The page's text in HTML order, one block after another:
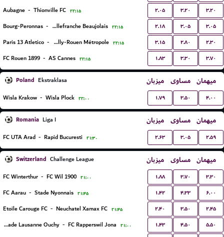
Aubagne - Thionville FC ۲۲:۱۵ ۲.۰۵ ۳.۲۰ ۳.۲۰
Bourg-Peronnas - FC Villefranche Beaujolais ۲۲:۱۵ ۲.۱۸ ۳.۰۵ ۳.۰۵
Paris 13 Atletico - US Quevilly-Rouen Métropole ۲۲:۱۵ ۳.۱۵ ۲.۸۰ ۲.۳۰
FC Rouen 1899 - AS Cannes ۲۲:۱۵ ۱.۸۳ ۳.۳۰ ۳.۷۰
Poland Ekstraklasa میزبان مساوی میهمان
Wisla Krakow - Wisla Plock ۲۲:۰۰ ۱.۷۹ ۳.۵۰ ۴.۰۰
Romania Liga I میزبان مساوی میهمان
FC UTA Arad - Rapid Bucuresti ۲۱:۳۰ ۲.۶۳ ۳.۰۵ ۲.۵۹
Switzerland Challenge League میزبان مساوی میهمان
FC Winterthur - FC Wil 1900 ۲۱:۰۰ ۱.۸۸ ۳.۷۰ ۳.۳۰
FC Aarau - Stade Nyonnais ۲۱:۴۵ ۱.۴۲ ۴.۳۳ ۶.۰۰
Etoile Carouge FC - Neuchatel Xamax FC ۲۱:۴۵ ۲.۴۰ ۳.۵۰ ۲.۴۵
FC Stade Lausanne Ouchy - FC Rapperswil Jona ۲۱:۰۰ ۱.۴۳ ۴.۵۰ ۵.۵۰